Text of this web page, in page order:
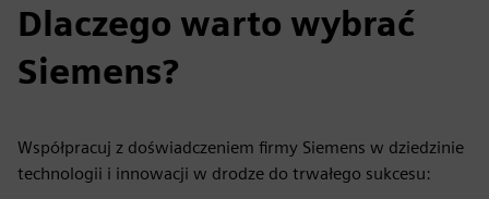
Dlaczego warto wybrać
Siemens?
Współpracuj z doświadczeniem firmy Siemens w dziedzinie
technologii i innowacji w drodze do trwałego sukcesu: